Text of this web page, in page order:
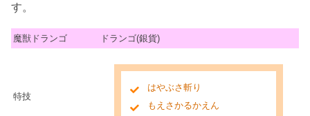
す。
魔獣ドランゴ ドランゴ(銀貨)
特技
はやぶさ斬り
もえさかるかえん